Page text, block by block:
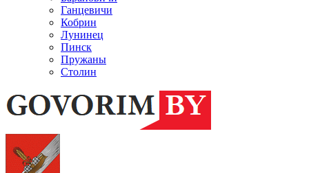
Ганцевичи
Кобрин
Лунинец
Пинск
Пружаны
Столин